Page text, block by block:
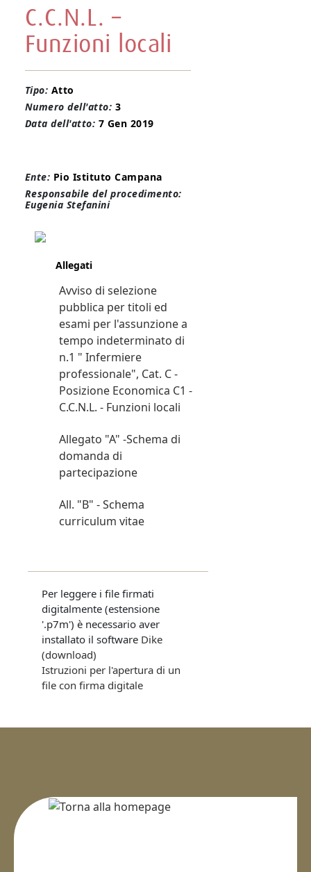
C.C.N.L. –
Funzioni locali
Tipo: Atto
Numero dell'atto: 3
Data dell'atto: 7 Gen 2019
Ente: Pio Istituto Campana
Responsabile del procedimento:
Eugenia Stefanini
Allegati
Avviso di selezione
pubblica per titoli ed
esami per l'assunzione a
tempo indeterminato di
n.1 " Infermiere
professionale", Cat. C -
Posizione Economica C1 -
C.C.N.L. - Funzioni locali
Allegato "A" -Schema di
domanda di
partecipazione
All. "B" - Schema
curriculum vitae
Per leggere i file firmati
digitalmente (estensione
'.p7m') è necessario aver
installato il software Dike
(download)
Istruzioni per l'apertura di un
file con firma digitale